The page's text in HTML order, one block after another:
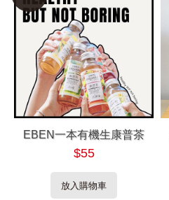
EBEN一本有機生康普茶
$55
放入購物車